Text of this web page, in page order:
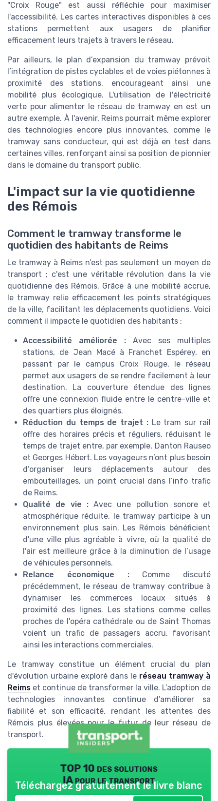
"Croix Rouge" est aussi réfléchie pour maximiser
l'accessibilité. Les cartes interactives disponibles à ces
stations permettent aux usagers de planifier
efficacement leurs trajets à travers le réseau.
Par ailleurs, le plan d’expansion du tramway prévoit
l’intégration de pistes cyclables et de voies piétonnes à
proximité des stations, encourageant ainsi une
mobilité plus écologique. L'utilisation de l'électricité
verte pour alimenter le réseau de tramway en est un
autre exemple. À l'avenir, Reims pourrait même explorer
des technologies encore plus innovantes, comme le
tramway sans conducteur, qui est déjà en test dans
certaines villes, renforçant ainsi sa position de pionnier
dans le domaine du transport public.
L'impact sur la vie quotidienne
des Rémois
Comment le tramway transforme le
quotidien des habitants de Reims
Le tramway à Reims n’est pas seulement un moyen de
transport ; c'est une véritable révolution dans la vie
quotidienne des Rémois. Grâce à une mobilité accrue,
le tramway relie efficacement les points stratégiques
de la ville, facilitant les déplacements quotidiens. Voici
comment il impacte le quotidien des habitants :
Accessibilité améliorée : Avec ses multiples
stations, de Jean Macé à Franchet Espérey, en
passant par le campus Croix Rouge, le réseau
permet aux usagers de se rendre facilement à leur
destination. La couverture étendue des lignes
offre une connexion fluide entre le centre-ville et
des quartiers plus éloignés.
Réduction du temps de trajet :Le tram sur rail
offre des horaires précis et réguliers, réduisant le
temps de trajet entre, par exemple, Danton Rauseo
et Georges Hébert. Les voyageurs n’ont plus besoin
d’organiser leurs déplacements autour des
embouteillages, un point crucial dans l’info trafic
de Reims.
Qualité de vie :Avec une pollution sonore et
atmosphérique réduite, le tramway participe à un
environnement plus sain. Les Rémois bénéficient
d'une ville plus agréable à vivre, où la qualité de
l'air est meilleure grâce à la diminution de l’usage
de véhicules personnels.
Relance économique :Comme discuté
précédemment, le réseau de tramway contribue à
dynamiser les commerces locaux situés à
proximité des lignes. Les stations comme celles
proches de l'opéra cathédrale ou de Saint Thomas
voient un trafic de passagers accru, favorisant
ainsi les interactions commerciales.
Le tramway constitue un élément crucial du plan
d'évolution urbaine exploré dans le réseau tramway à
Reims et continue de transformer la ville. L’adoption de
technologies innovantes continue d’améliorer sa
fiabilité et son efficacité, rendant les attentes des
Rémois plus élevées pour le futur de leur réseau de
transport.
TOP 10 des solutions
IA pour le transport
Téléchargez gratuitement le livre blanc